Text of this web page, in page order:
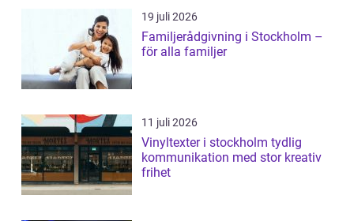
19 juli 2026
Familjerådgivning i Stockholm –
för alla familjer
11 juli 2026
Vinyltexter i stockholm tydlig
kommunikation med stor kreativ
frihet